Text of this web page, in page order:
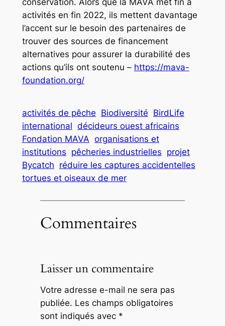
conservation. Alors que la MAVA met fin à
activités en fin 2022, ils mettent davantage
l’accent sur le besoin des partenaires de
trouver des sources de financement
alternatives pour assurer la durabilité des
actions qu’ils ont soutenu – https://mava-
foundation.org/
activités de pêche Biodiversité BirdLife
international décideurs ouest africains
Fondation MAVA organisations et
institutions pêcheries industrielles projet
Bycatch réduire les captures accidentelles
tortues et oiseaux de mer
Commentaires
Laisser un commentaire
Votre adresse e-mail ne sera pas
publiée. Les champs obligatoires
sont indiqués avec *